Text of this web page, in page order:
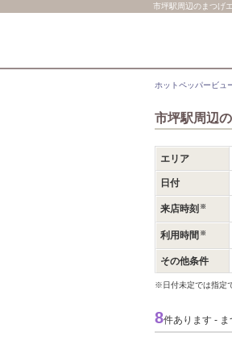
市坪駅周辺のまつげ
ホットペッパービュ
市坪駅周辺
エリア
日付
来店時刻
利用時間
その他条件
※日付未定では指定
8件あります -